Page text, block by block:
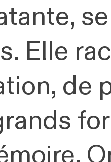
Elle
de